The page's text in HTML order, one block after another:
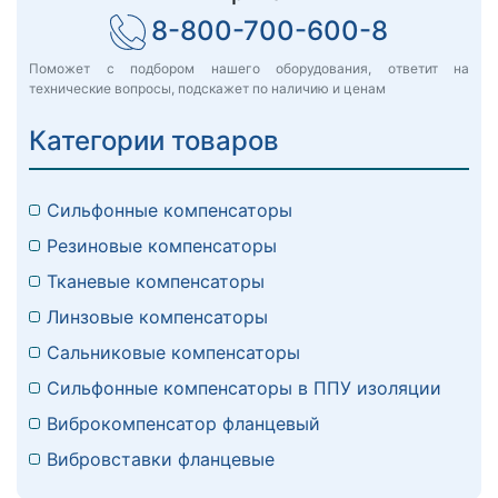
8-800-700-600-8
Поможет с подбором нашего оборудования, ответит на
технические вопросы, подскажет по наличию и ценам
Категории товаров
Сильфонные компенсаторы
Резиновые компенсаторы
Тканевые компенсаторы
Линзовые компенсаторы
Сальниковые компенсаторы
Сильфонные компенсаторы в ППУ изоляции
Виброкомпенсатор фланцевый
Вибровставки фланцевые